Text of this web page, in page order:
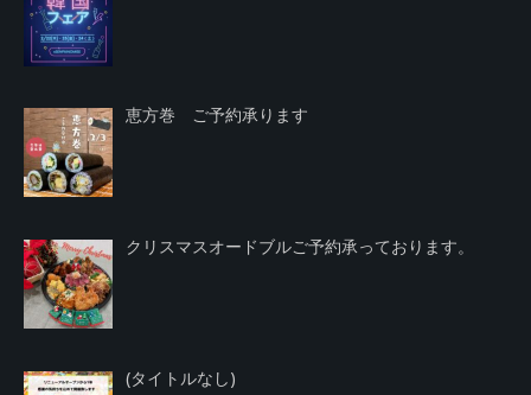
恵方巻 ご予約承ります
クリスマスオードブルご予約承っております。
(タイトルなし)投